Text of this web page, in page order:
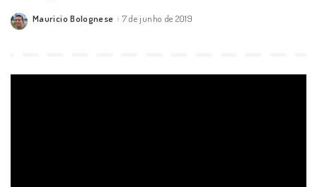
Posted
Mauricio Bolognese 7 de junho de 2019